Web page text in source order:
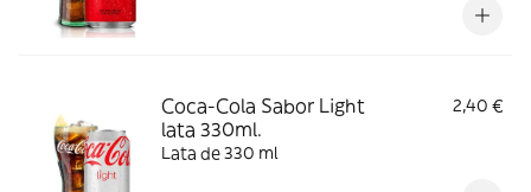
Coca-Cola Sabor Light
lata 330ml.
2,40 €
Lata de 330 ml